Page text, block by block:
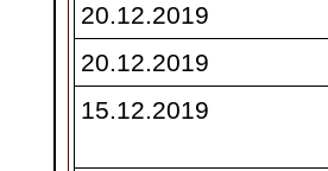
20.12.2019
20.12.2019
15.12.2019